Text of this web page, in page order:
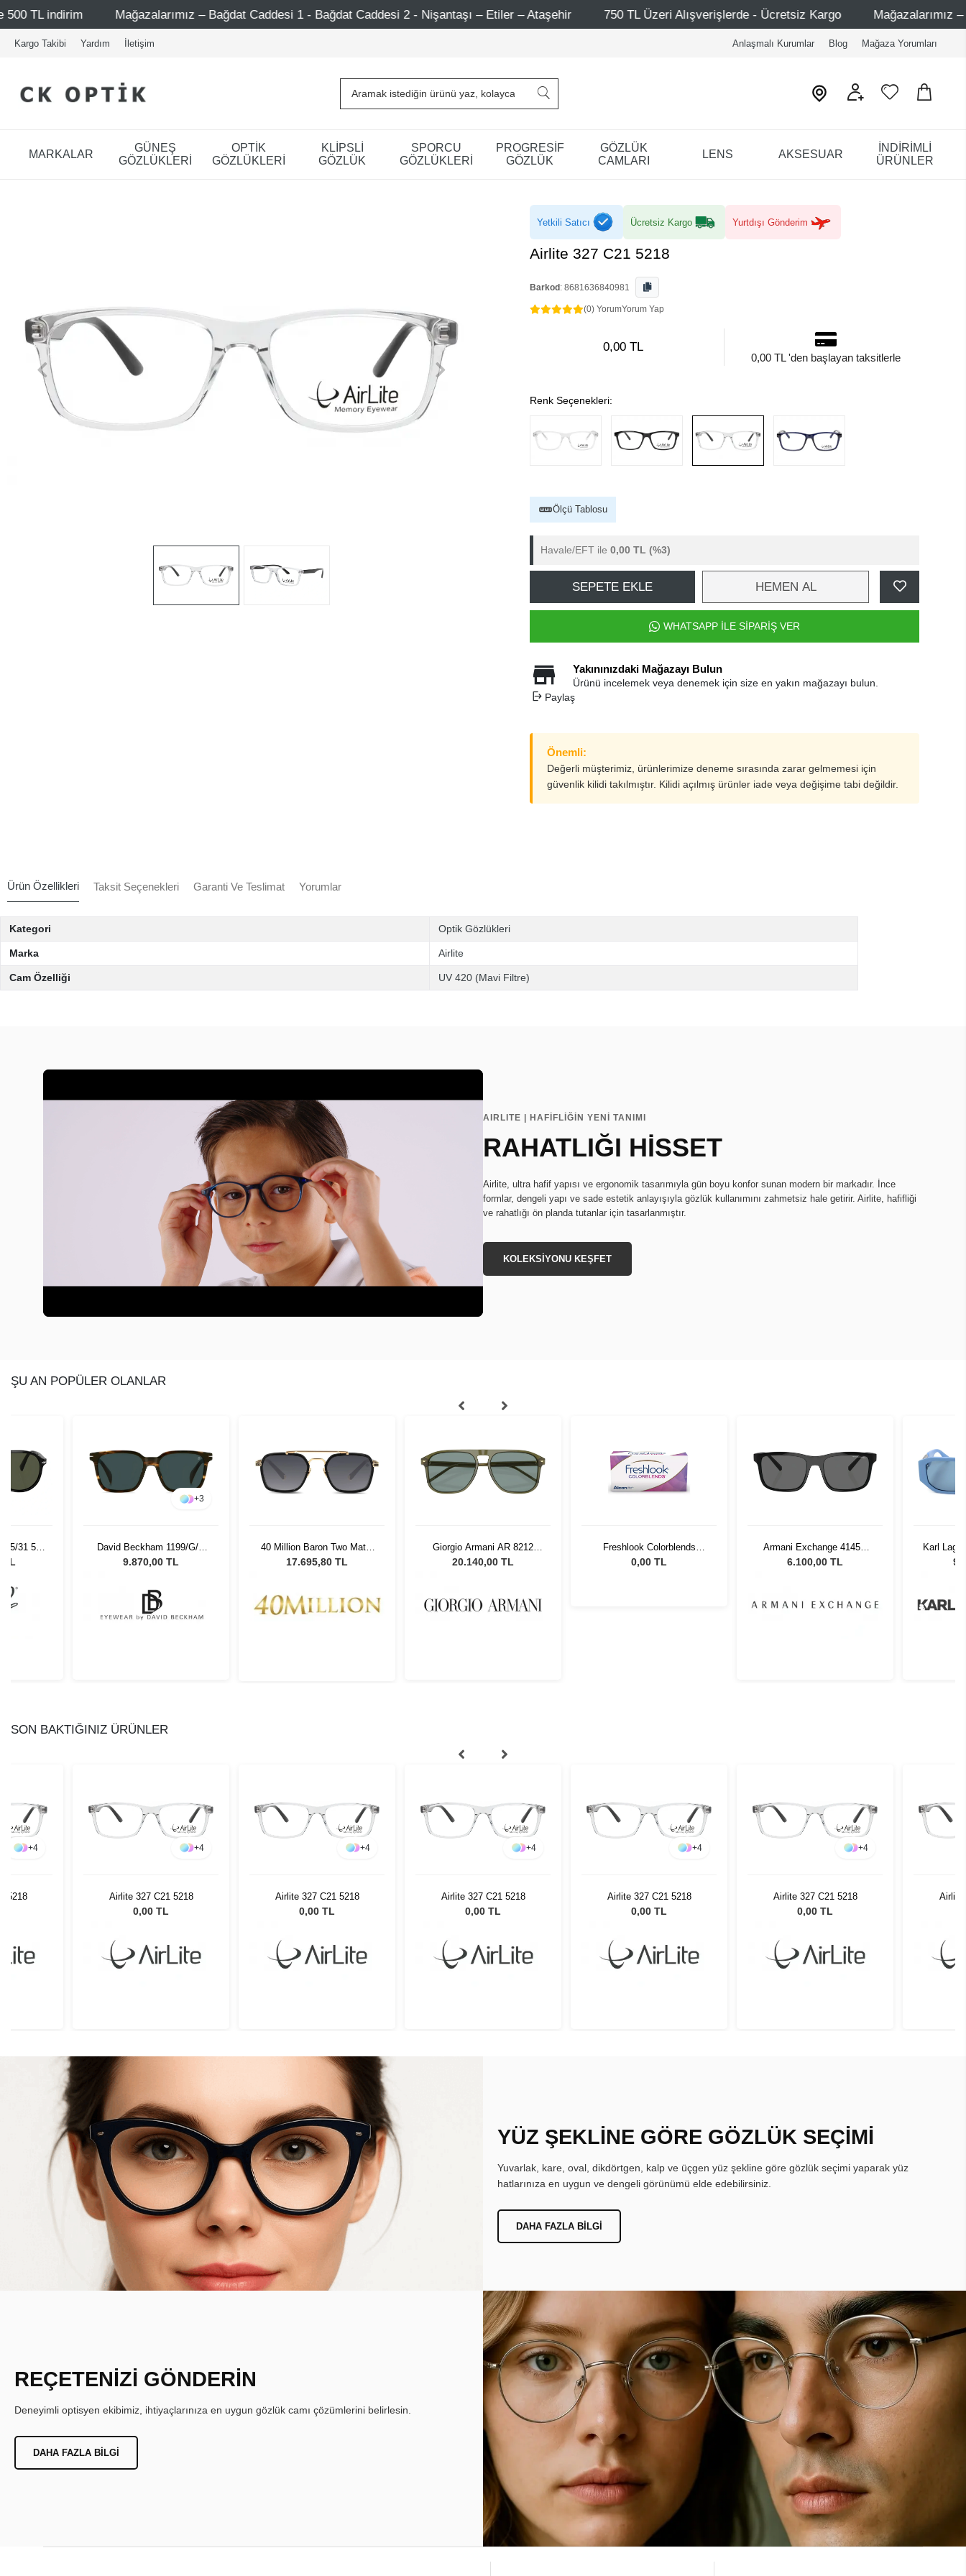
Mağazalarımız – Bağdat Caddesi 1 - Bağdat Caddesi 2 - Nişantaşı – Etiler – Ataşehir 750 TL Üzeri Alışverişlerde - Ücretsiz Kargo Mağazalarımız – Bağdat Caddesi 1
Kargo Takibi Yardım İletişim Anlaşmalı Kurumlar Blog Mağaza Yorumları
MARKALAR
GÜNEŞ
GÖZLÜKLERİ
OPTİK
GÖZLÜKLERİ
KLİPSLİ
GÖZLÜK
SPORCU
GÖZLÜKLERİ
PROGRESİF
GÖZLÜK
GÖZLÜK
CAMLARI
LENS AKSESUAR
İNDİRİMLİ
ÜRÜNLER
Yetkili Satıcı Ücretsiz Kargo Yurtdışı Gönderim
Airlite 327 C21 5218
Barkod : 8681636840981
(0) YorumYorum Yap
0,00 TL
0,00 TL 'den başlayan taksitlerle
Renk Seçenekleri:
Ölçü Tablosu
Havale/EFT ile 0,00 TL (%3)
SEPETE EKLE HEMEN AL
WHATSAPP İLE SİPARİŞ VER
Yakınınızdaki Mağazayı Bulun
Ürünü incelemek veya denemek için size en yakın mağazayı bulun.
Paylaş
Önemli:
Değerli müşterimiz, ürünlerimize deneme sırasında zarar gelmemesi için
güvenlik kilidi takılmıştır. Kilidi açılmış ürünler iade veya değişime tabi değildir.
Ürün Özellikleri Taksit Seçenekleri Garanti Ve Teslimat Yorumlar
Kategori Optik Gözlükleri
Marka Airlite
Cam Özelliği UV 420 (Mavi Filtre)
AIRLITE | HAFİFLİĞİN YENİ TANIMI
RAHATLIĞI HİSSET
Airlite, ultra hafif yapısı ve ergonomik tasarımıyla gün boyu konfor sunan modern bir markadır. İnce
formlar, dengeli yapı ve sade estetik anlayışıyla gözlük kullanımını zahmetsiz hale getirir. Airlite, hafifliği
ve rahatlığı ön planda tutanlar için tasarlanmıştır.
KOLEKSİYONU KEŞFET
ŞU AN POPÜLER OLANLAR
95/31 55
TL
+3
David Beckham 1199/G/S
EX4 Erkek Güneş Gözlüğü
9.870,00 TL
40 Million Baron Two Matte
Black Black 910
17.695,80 TL
Giorgio Armani AR 8212
607456 - 58 Unisex Güneş
20.140,00 TL
Freshlook Colorblends
Renkli Numaralı
0,00 TL
Armani Exchange 4145S
815887 57 Unisex Güneş
6.100,00 TL
Karl
Azure
SON BAKTIĞINIZ ÜRÜNLER
+4
5218
+4
Airlite 327 C21 5218
0,00 TL
+4
Airlite 327 C21 5218
0,00 TL
+4
Airlite 327 C21 5218
0,00 TL
+4
Airlite 327 C21 5218
0,00 TL
+4
Airlite 327 C21 5218
0,00 TL
Airlite
YÜZ ŞEKLİNE GÖRE GÖZLÜK SEÇİMİ
Yuvarlak, kare, oval, dikdörtgen, kalp ve üçgen yüz şekline göre gözlük seçimi yaparak yüz
hatlarınıza en uygun ve dengeli görünümü elde edebilirsiniz.
DAHA FAZLA BILGI
REÇETENİZİ GÖNDERİN
Deneyimli optisyen ekibimiz, ihtiyaçlarınıza en uygun gözlük camı çözümlerini belirlesin.
DAHA FAZLA BILGI